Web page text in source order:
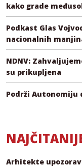
kako grade
Podkast Glas
nacionalnih
NDNV:
su prikupljena
Podrži Autonomiju
Arhitekte